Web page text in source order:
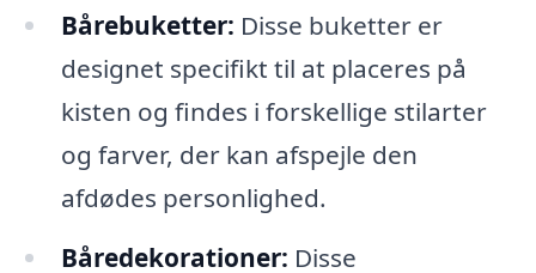
Bårebuketter: Disse buketter er
designet specifikt til at placeres på
kisten og findes i forskellige stilarter
og farver, der kan afspejle den
afdødes personlighed.
Båredekorationer: Disse